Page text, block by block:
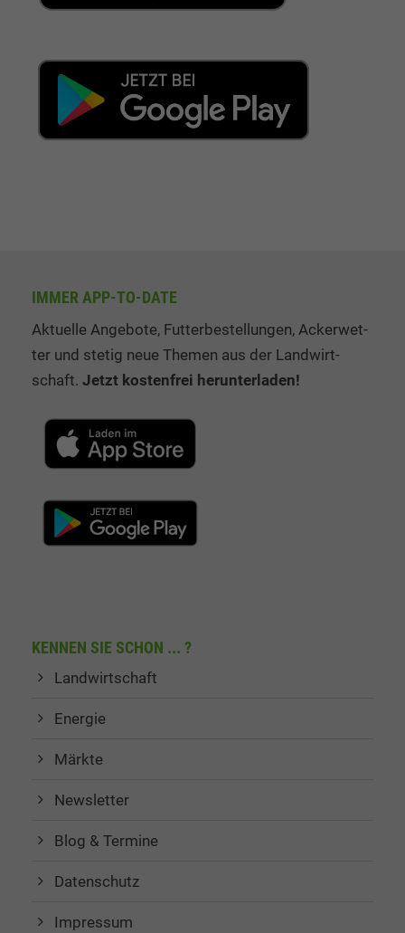
IMMER APP-TO-DATE
Aktuelle Angebote, Fut­ter­be­stel­lung­en, Ack­er­wet­
ter und stetig neue The­men aus der Land­wirt­
schaft. Jetzt kos­ten­frei her­un­ter­la­den!
KENNEN SIE SCHON ... ?
Landwirtschaft
Energie
Märkte
Newsletter
Blog & Termine
Datenschutz
Impressum